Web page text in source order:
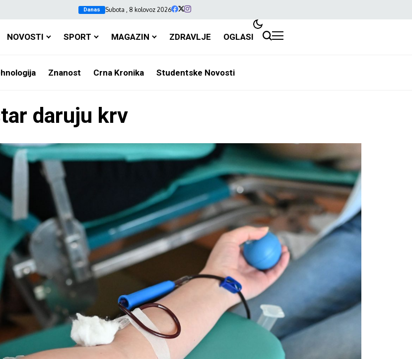
Danas Subota , 8 kolovoz 2026
NOVOSTI SPORT MAGAZIN ZDRAVLJE OGLASI
Znanost Crna Kronika Studentske Novosti
daruju krv